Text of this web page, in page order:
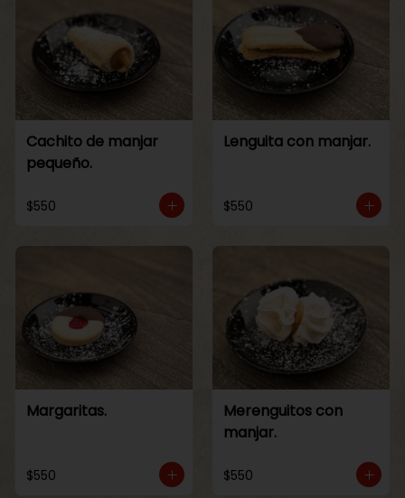
Cachito de manjar
pequeño.
$550
Lenguita con manjar.
$550
Margaritas.
$550
Merenguitos con
manjar.
$550